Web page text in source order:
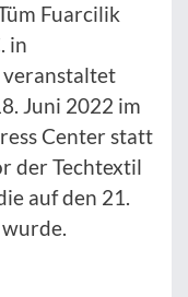
Fuarcilik
in
veranstaltet
Juni 2022 im
Center statt
der Techtextil
auf den 21.